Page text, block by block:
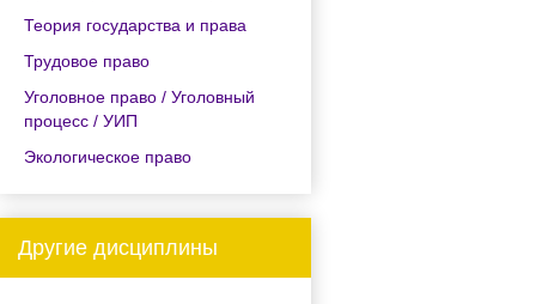
Теория государства и права
Трудовое право
Уголовное право / Уголовный
процесс / УИП
Экологическое право
Другие дисциплины